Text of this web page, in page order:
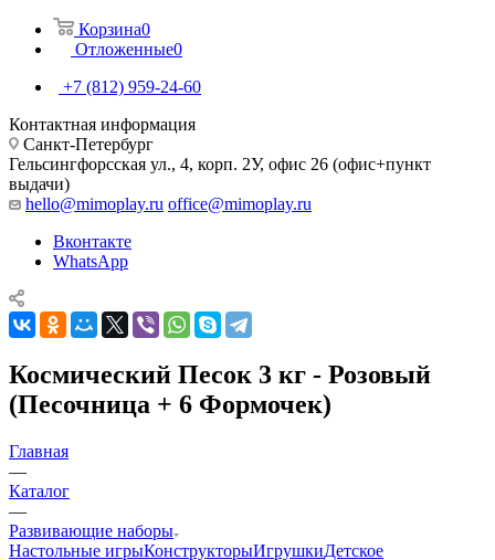
Корзина0
Отложенные0
+7 (812) 959-24-60
Контактная информация
Санкт-Петербург
Гельсингфорсская ул., 4, корп. 2У, офис 26 (офис+пункт
выдачи)
hello@mimoplay.ru office@mimoplay.ru
Вконтакте
WhatsApp
Космический Песок 3 кг - Розовый
(Песочница + 6 Формочек)
Главная
—
Каталог
—
Развивающие наборы
Настольные игрыКонструкторыИгрушкиДетское